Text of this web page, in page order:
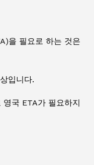
을 필요로 하는 것은
입니다.
국 ETA가 필요하지